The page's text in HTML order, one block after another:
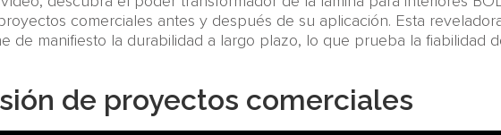
comerciales antes y después de su aplicación. Esta
de manifiesto la durabilidad a largo plazo, lo que prueba la fiabilidad
de proyectos comerciales